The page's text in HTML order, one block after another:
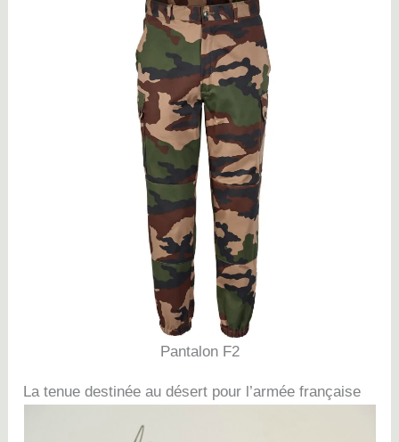
Pantalon F2
La tenue destinée au désert pour l’armée française